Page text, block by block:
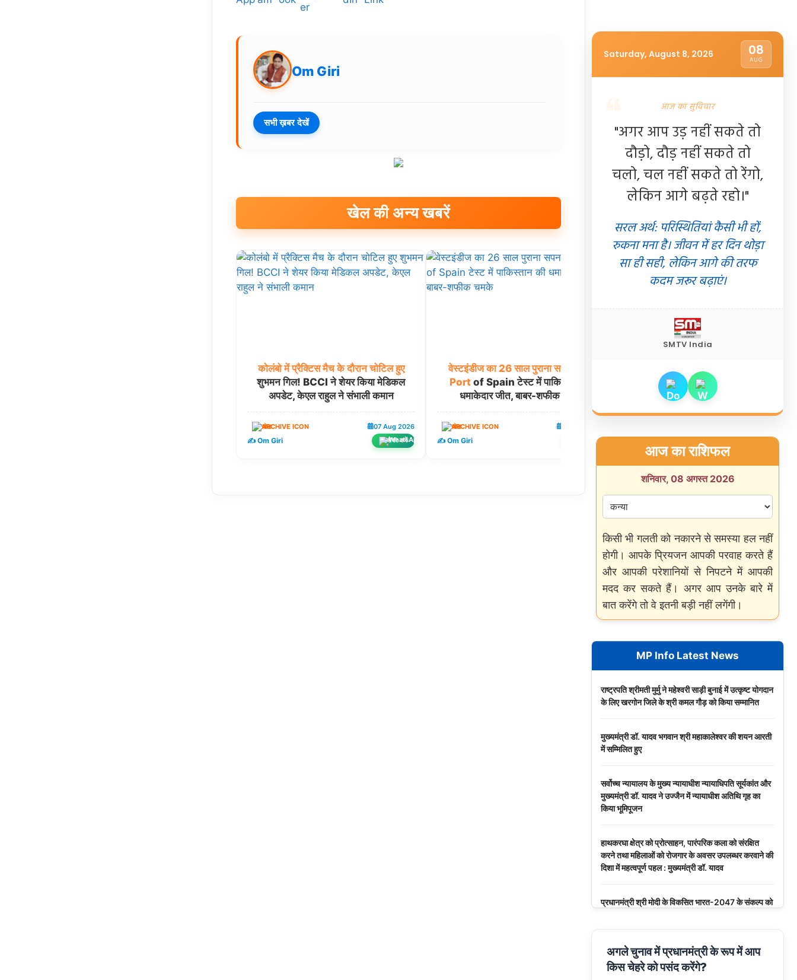
Om Giri
सभी ख़बर देखें
खेल की अन्य खबरें
कोलंबो में प्रैक्टिस मैच के दौरान चोटिल हुए
शुभमन गिल! BCCI ने शेयर किया मेडिकल
अपडेट, केएल राहुल ने संभाली कमान
खेल 07 Aug 2026
✍️ Om Giri शेयर करें
वेस्टइंडीज का 26 साल पुराना सपना
Portof Spain टेस्ट में पाकिस्तान की
धमाकेदार जीत, बाबर-शफीक चमके
खेल
✍️ Om Giri शेयर करें
गंभीरने फील्डिंग पर दिया जोर, जानिए क्यों
सिरदर्द बनी है टीम इंडिया की कैचिंग
शेयर करें
Saturday, August 8, 2026 08
AUG
आज का सुविचार
"अगर आप उड़ नहीं सकते तो
दौड़ो, दौड़ नहीं सकते तो
चलो, चल नहीं सकते तो रेंगो,
लेकिन आगे बढ़ते रहो।"
सरल अर्थ: परिस्थितियां कैसी भी हों,
रुकना मना है। जीवन में हर दिन थोड़ा
सा ही सही, लेकिन आगे की तरफ
कदम जरूर बढ़ाएं।
SMTV India
आज का राशिफल
शनिवार, 08 अगस्त 2026
किसी भी गलती को नकारने से समस्या हल नहीं
होगी। आपके प्रियजन आपकी परवाह करते हैं
और आपकी परेशानियों से निपटने में आपकी
मदद कर सकते हैं। अगर आप उनके बारे में
बात करेंगे तो वे इतनी बड़ी नहीं लगेंगी।
MP Info Latest News
राष्ट्रपति श्रीमती मुर्मु ने महेश्वरी साड़ी बुनाई में उत्कृष्ट योगदान
के लिए खरगोन जिले के श्री कमल गौड़ को किया सम्मानित
मुख्यमंत्री डॉ. यादव भगवान श्री महाकालेश्‍वर की शयन आरती
में सम्मिलित हुए
सर्वोच्च न्यायालय के मुख्‍य न्‍यायाधीश न्यायाधिपति सूर्यकांत और
मुख्यमंत्री डॉ. यादव ने उज्जैन में न्यायाधीश अतिथि गृह का
किया भूमिपूजन
हाथकरघा क्षेत्र को प्रोत्साहन, पारंपरिक कला को संरक्षित
करने तथा महिलाओं को रोजगार के अवसर उपलब्धर करवाने की
दिशा में महत्वपूर्ण पहल : मुख्यमंत्री डॉ. यादव
प्रधानमंत्री श्री मोदी के विकसित भारत-2047 के संकल्प को
बंदियों की समय पूर्व रिहाई दूसरे बंदियों को भी अच्छे आचरण के
लिए करेगी प्रोत्साहित : मुख्यमंत्री डॉ. यादव
अगले चुनाव में प्रधानमंत्री के रूप में आप
किस चेहरे को पसंद करेंगे?